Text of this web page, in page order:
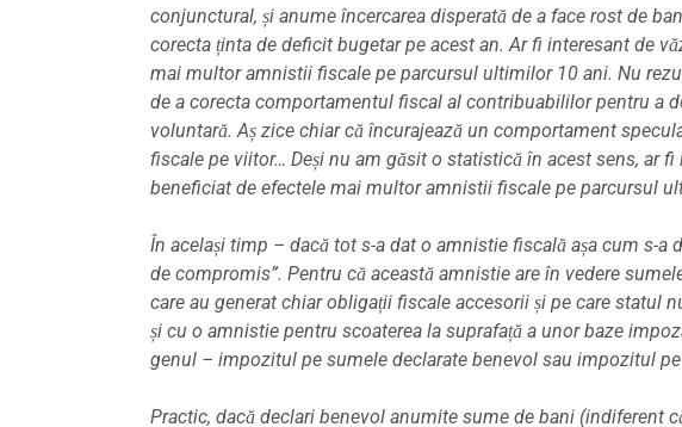
conjunctural, și anume încercarea disperată de a face rost de
corecta ținta de deficit bugetar pe acest an. Ar fi interesant de
mai multor amnistii fiscale pe parcursul ultimilor 10 ani. Nu
de a corecta comportamentul fiscal al contribuabililor pentru a
voluntară. Aș zice chiar că încurajează un comportament
fiscale pe viitor… Deși nu am găsit o statistică în acest sens, ar
beneficiat de efectele mai multor amnistii fiscale pe parcursul
În același timp – dacă tot s-a dat o amnistie fiscală așa cum s-a
de compromis”. Pentru că această amnistie are în vedere
care au generat chiar obligații fiscale accesorii și pe care statul
și cu o amnistie pentru scoaterea la suprafață a unor baze
genul – impozitul pe sumele declarate benevol sau impozitul
Practic, dacă declari benevol anumite sume de bani (indiferent